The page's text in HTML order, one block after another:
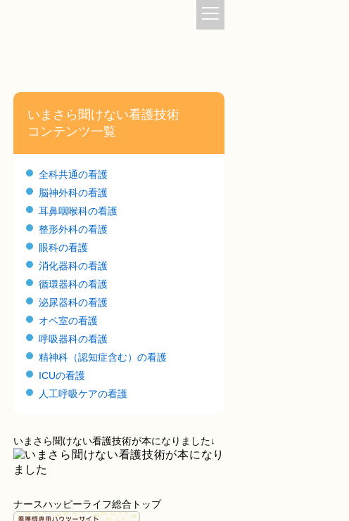
いまさら聞けない看護技術
コンテンツ一覧
全科共通の看護
脳神外科の看護
耳鼻咽喉科の看護
整形外科の看護
眼科の看護
消化器科の看護
循環器科の看護
泌尿器科の看護
オペ室の看護
呼吸器科の看護
精神科（認知症含む）の看護
ICUの看護
人工呼吸ケアの看護
いまさら聞けない看護技術が本になりました↓
ナースハッピーライフ総合トップ